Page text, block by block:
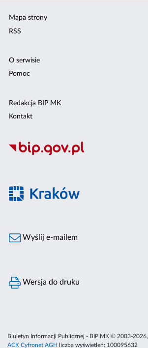
Mapa strony
RSS
O serwisie
Pomoc
Redakcja BIP MK
Kontakt
Wyślij e-mailem
Wersja do druku
Biuletyn Informacji Publicznej - BIP MK © 2003-2026,
ACK Cyfronet AGH
liczba wyświetleń: 100095632